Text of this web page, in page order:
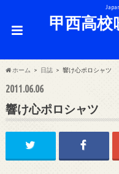
甲西高校
ホーム 日誌 響け心ポロシャツ
2011.06.06
響け心ポロシャツ